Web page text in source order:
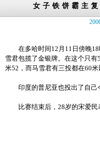
女子铁饼霸主
在多哈时间12月11日傍晚18
雪君包揽了金银牌。在这个只
米52，而马雪君有三投都在60米
印度的普尼亚也投出了自己
比赛结束后，28岁的宋爱民